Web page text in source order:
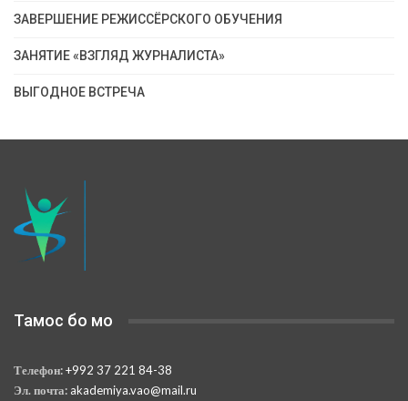
ЗАВЕРШЕНИЕ РЕЖИССЁРСКОГО ОБУЧЕНИЯ
ЗАНЯТИЕ «ВЗГЛЯД ЖУРНАЛИСТА»
ВЫГОДНОЕ ВСТРЕЧА
Тамос бо мо
Телефон:+992 37 221 84-38
Эл. почта: akademiya.vao@mail.ru